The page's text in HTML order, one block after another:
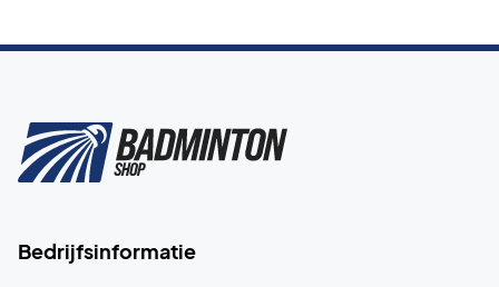
Bedrijfsinformatie